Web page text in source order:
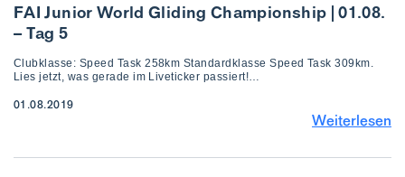
FAI Junior World Gliding Championship | 01.08.
– Tag 5
Clubklasse: Speed Task 258km Standardklasse Speed Task 309km.
Lies jetzt, was gerade im Liveticker passiert!…
01.08.2019
Weiterlesen